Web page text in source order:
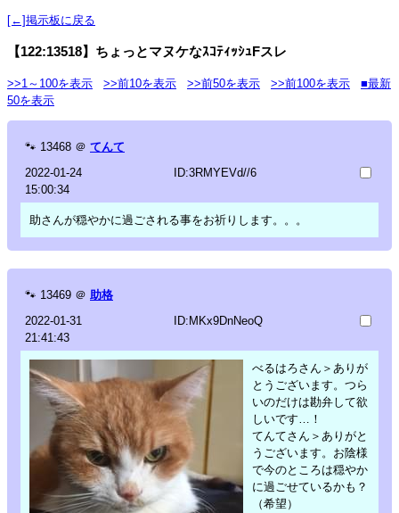
[←]掲示板に戻る
【122:13518】ちょっとマヌケなｽｺﾃｨｯｼｭFスレ
>>1～100を表示 >>前10を表示 >>前50を表示 >>前100を表示
■最新
50を表示
🐾 13468 ＠ てんて
2022-01-24
15:00:34
ID:3RMYEVd//6
助さんが穏やかに過ごされる事をお祈りします。。。
🐾 13469 ＠ 助格
2022-01-31
21:41:43
ID:MKx9DnNeoQ
べるはろさん＞ありが
とうございます。つら
いのだけは勘弁して欲
しいです…！
てんてさん＞ありがと
うございます。お陰様
で今のところは穏やか
に過ごせているかも？
（希望）